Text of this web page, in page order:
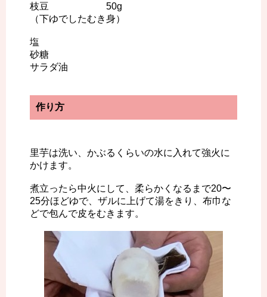
枝豆 50g
（下ゆでしたむき身）
塩
砂糖
サラダ油
作り方
里芋は洗い、かぶるくらいの水に入れて強火に
かけます。
煮立ったら中火にして、柔らかくなるまで20〜
25分ほどゆで、ザルに上げて湯をきり、布巾な
どで包んで皮をむきます。